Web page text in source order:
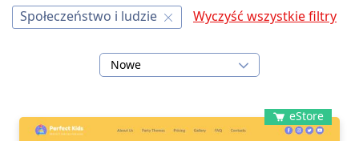
Społeczeństwo i ludzie Wyczyść wszystkie filtry
Nowe
eStore